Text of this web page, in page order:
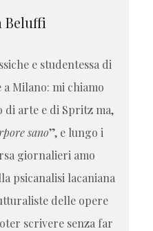
Beluffi
e studentessa di
a Milano: mi chiamo
di arte e di Spritz ma,
sano”, e lungo i
giornalieri amo
psicanalisi lacaniana
delle opere
scrivere senza far